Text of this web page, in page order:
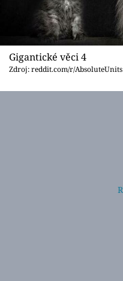
Gigantické věci 4
Zdroj: reddit.com/r/AbsoluteUnits